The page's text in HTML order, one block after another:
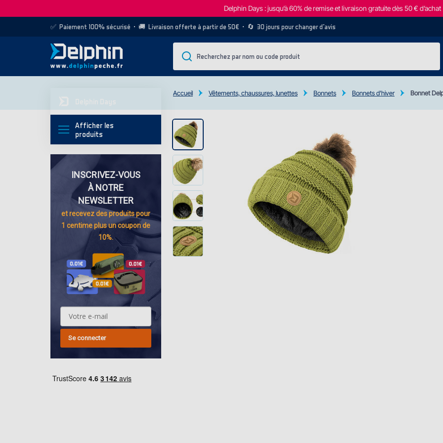
Delphin Days : jusqu’à 60% de remise et livraison gratuite dès 50 € d’achat
✅ Paiement 100% sécurisé • 🚚 Livraison offerte à partir de 50€ • 🔄 30 jours pour changer d’avis
Afficher les
produits
INSCRIVEZ-VOUS
À NOTRE
NEWSLETTER
et recevez desproduits pour
1 centimeplus un coupon de
10%.
Se connecter
Accueil Vêtements, chaussures, lunettes Bonnets Bonnets d'hiver Bonnet